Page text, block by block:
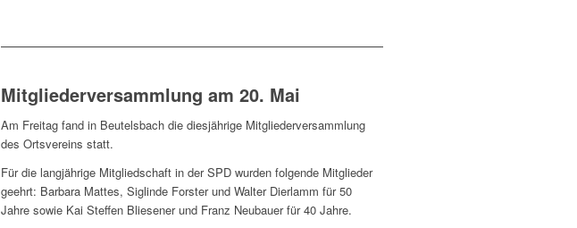
Mitgliederversammlung am 20. Mai
Am Freitag fand in Beutelsbach die diesjährige Mitgliederversammlung
des Ortsvereins statt.
Für die langjährige Mitgliedschaft in der SPD wurden folgende Mitglieder
geehrt: Barbara Mattes, Siglinde Forster und Walter Dierlamm für 50
Jahre sowie Kai Steffen Bliesener und Franz Neubauer für 40 Jahre.